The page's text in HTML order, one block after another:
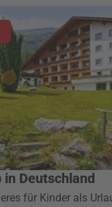
Deutschland
für Kinder als